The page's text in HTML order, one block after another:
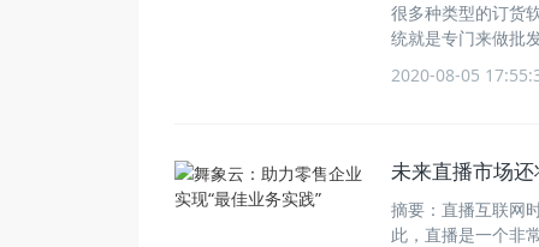
很多种类型的订货
统就是专门来做批
2020-08-05
未来直播市场
摘要：直播互联网
此，直播是⼀个非